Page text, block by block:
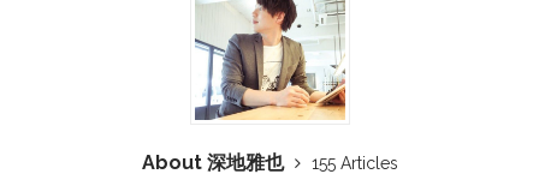
About 深地雅也
155 Articles